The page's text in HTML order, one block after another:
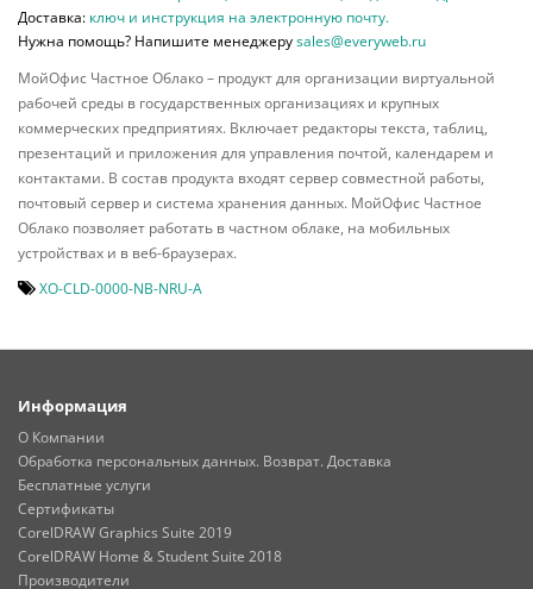
Доставка: ключ и инструкция на электронную почту.
Нужна помощь? Напишите менеджеруsales@everyweb.ru
МойОфис Частное Облако – продукт для организации виртуальной
рабочей среды в государственных организациях и крупных
коммерческих предприятиях. Включает редакторы текста, таблиц,
презентаций и приложения для управления почтой, календарем и
контактами. В состав продукта входят сервер совместной работы,
почтовый сервер и система хранения данных. МойОфис Частное
Облако позволяет работать в частном облаке, на мобильных
устройствах и в веб-браузерах.
XO-CLD-0000-NB-NRU-A
Информация
О Компании
Обработка персональных данных. Возврат. Доставка
Бесплатные услуги
Сертификаты
CorelDRAW Graphics Suite 2019
CorelDRAW Home & Student Suite 2018
Производители